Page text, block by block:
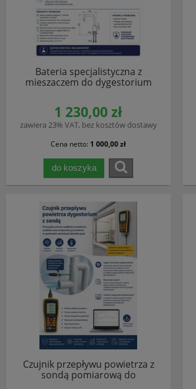
Bateria specjalistyczna z
mieszaczem do dygestorium
1 230,00 zł
zawiera 23% VAT, bez kosztów dostawy
Cena netto: 1 000,00 zł
do koszyka
Czujnik przepływu powietrza z
sondą pomiarową do